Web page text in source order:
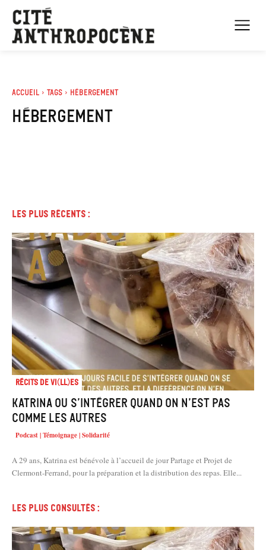
Accueil Tags Hébergement
hébergement
Les plus récents :
Récits de Vi(ll)es
Katrina ou s’intégrer quand on n’est pas
comme les autres
Podcast | Témoignage | Solidarité
A 29 ans, Katrina est bénévole à l’accueil de jour Partage et Projet de
Clermont-Ferrand, pour la préparation et la distribution des repas. Elle...
Les plus consultés :